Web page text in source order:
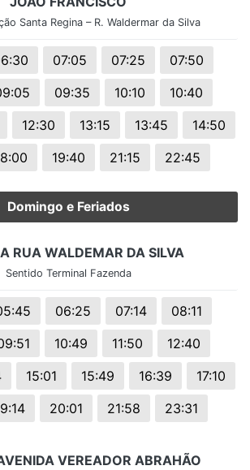
Santa Regina – R. Waldermar da Silva
07:05 07:25
07:50
09:35 10:10
10:40
12:30 13:15 13:45
14:50
19:40 21:15 22:45
Domingo e Feriados
RUA WALDEMAR DA SILVA
Sentido Terminal Fazenda
06:25 07:14
08:11
10:49 11:50
12:40
15:01 15:49 16:39
17:10
20:01 21:58 23:31
VEREADOR ABRAHÃO